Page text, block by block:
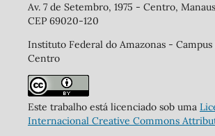
Av. 7 de Setembro, 1975 - Centro,
CEP 69020-120
Instituto Federal do Amazonas - Campus
Centro
Este trabalho está licenciado sob uma
Internacional Creative Commons